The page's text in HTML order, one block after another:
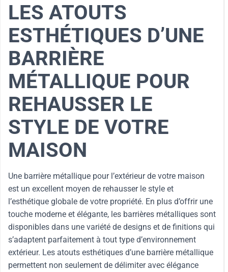
LES ATOUTS
ESTHÉTIQUES D’UNE
BARRIÈRE
MÉTALLIQUE POUR
REHAUSSER LE
STYLE DE VOTRE
MAISON
Une barrière métallique pour l’extérieur de votre maison
est un excellent moyen de rehausser le style et
l’esthétique globale de votre propriété. En plus d’offrir une
touche moderne et élégante, les barrières métalliques sont
disponibles dans une variété de designs et de finitions qui
s’adaptent parfaitement à tout type d’environnement
extérieur. Les atouts esthétiques d’une barrière métallique
permettent non seulement de délimiter avec élégance